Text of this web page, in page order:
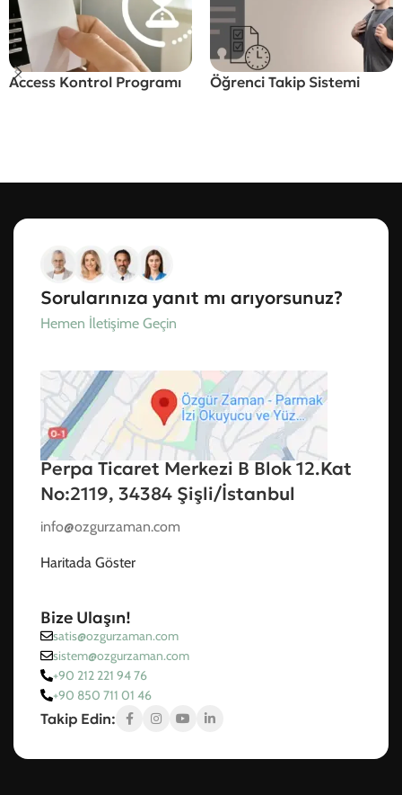
Access Kontrol Programı Öğrenci Takip Sistemi
Sorularınıza yanıt mı arıyorsunuz?
Hemen İletişime Geçin
Perpa Ticaret Merkezi B Blok 12.Kat
No:2119, 34384 Şişli/İstanbul
info@ozgurzaman.com
Haritada Göster
Bize Ulaşın!
satis@ozgurzaman.com
sistem@ozgurzaman.com
+90 212 221 94 76
+90 850 711 01 46
Takip Edin: